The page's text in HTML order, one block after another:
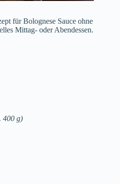
für Bolognese Sauce ohne
Mittag- oder Abendessen.
400 g)